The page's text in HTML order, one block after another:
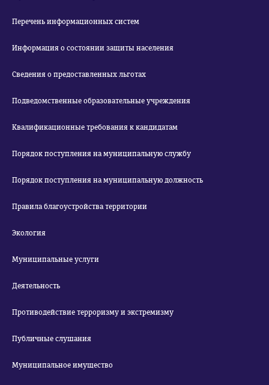
Перечень информационных систем
Информация о состоянии защиты населения
Сведения о предоставленных льготах
Подведомственные образовательные учреждения
Квалификационные требования к кандидатам
Порядок поступления на муниципальную службу
Порядок поступления на муниципальную должность
Правила благоустройства территории
Экология
Муниципальные услуги
Деятельность
Противодействие терроризму и экстремизму
Публичные слушания
Муниципальное имущество